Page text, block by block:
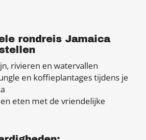
rondreis Jamaica
rivieren en watervallen
en koffieplantages tijdens je
eten met de vriendelijke